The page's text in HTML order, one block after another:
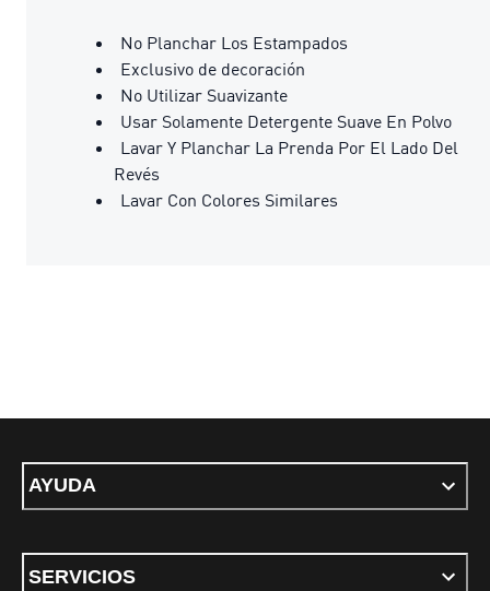
No Planchar Los Estampados
Exclusivo de decoración
No Utilizar Suavizante
Usar Solamente Detergente Suave En Polvo
Lavar Y Planchar La Prenda Por El Lado Del
Revés
Lavar Con Colores Similares
AYUDA
SERVICIOS